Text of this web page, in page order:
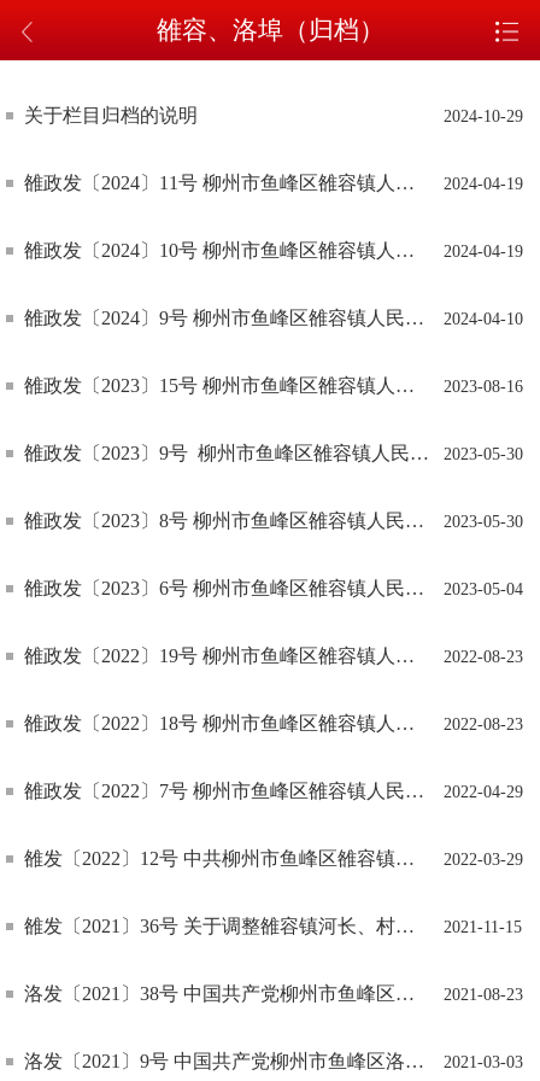
雒容、洛埠（归档）
2024-10-29
关于栏目归档的说明
2024-04-19
雒政发〔2024〕11号 柳州市鱼峰区雒容镇人民政府关于印发《雒容镇2024年地质灾害应急工作预案》的通知
2024-04-19
雒政发〔2024〕10号 柳州市鱼峰区雒容镇人民政府关于印发《雒容镇2024年地质灾害防治方案》的通知
2024-04-10
雒政发〔2024〕9号 柳州市鱼峰区雒容镇人民政府关于印发《雒容镇2024年森林防火网格化管理实施方案》的通知
2023-08-16
雒政发〔2023〕15号 柳州市鱼峰区雒容镇人民政府关于印发《2023年雒容镇林长任务总清单、副林长考核评价指标（个人任务清单）及评分细则》的通知
2023-05-30
雒政发〔2023〕9号 柳州市鱼峰区雒容镇人民政府关于印发《雒容镇2016－2021年被征地农民参加基本养老保险补贴实施方案》的通知
2023-05-30
雒政发〔2023〕8号 柳州市鱼峰区雒容镇人民政府关于转发《柳东新区2016－2021年被征地农民参加基本养老保险补贴实施方案》的通知
2023-05-04
雒政发〔2023〕6号 柳州市鱼峰区雒容镇人民政府关于做好雒容镇第五次全国经济普查的通知
2022-08-23
雒政发〔2022〕19号 柳州市鱼峰区雒容镇人民政府关于印发《雒容镇依申请公开政府信息工作制度》的通知
2022-08-23
雒政发〔2022〕18号 柳州市鱼峰区雒容镇人民政府关于印发《雒容镇“一枚印章管审批（服务）”改革工作实施方案》的通知
2022-04-29
雒政发〔2022〕7号 柳州市鱼峰区雒容镇人民政府关于印发《雒容镇2022年防范中小学生溺水专项行动方案》的通知
2022-03-29
雒发〔2022〕12号 中共柳州市鱼峰区雒容镇委员会 柳州市鱼峰区雒容镇人民政府关于印发《雒容镇2022年开展“防返贫 守底线”专项行动集中排查工作方案》的通知
2021-11-15
雒发〔2021〕36号 关于调整雒容镇河长、村河长人员的通知
2021-08-23
洛发〔2021〕38号 中国共产党柳州市鱼峰区洛埠镇委员会 柳州市鱼峰区洛埠镇人民政府关于调整洛埠镇江河(湖库) 乡镇级、村级河长的通知
2021-03-03
洛发〔2021〕9号 中国共产党柳州市鱼峰区洛埠镇委员会 柳州市鱼峰区洛埠镇人民政府关于调整洛埠镇江河(湖库)乡镇级、村级河长的通知